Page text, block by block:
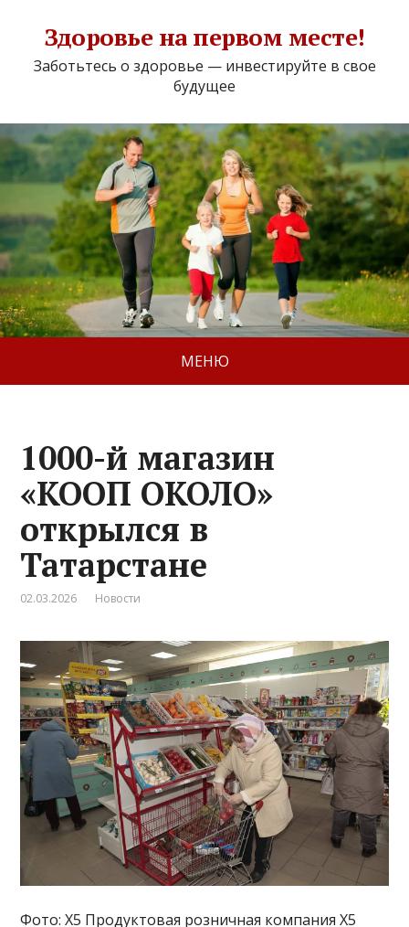
Здоровье на первом месте!
Заботьтесь о здоровье — инвестируйте в свое
будущее
МЕНЮ
1000-й магазин
«КООП ОКОЛО»
открылся в
Татарстане
02.03.2026 Новости
Фото: X5 Продуктовая розничная компания Х5